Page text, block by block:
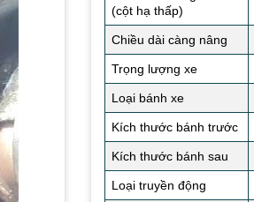
(cột hạ thấp)
Chiều dài càng nâng
Trọng lượng xe
Loại bánh xe
Kích thước bánh trước
Kích thước bánh sau
Loại truyền động